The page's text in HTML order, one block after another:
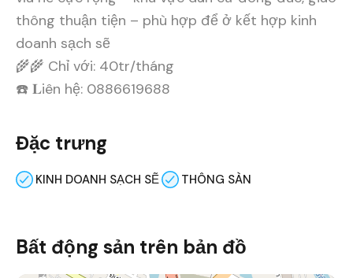
thông thuận tiện – phù hợp để ở kết hợp kinh
doanh sạch sẽ
🌾🌾 Chỉ với: 40tr/tháng
☎️ 𝐋iên hệ: 0886619688
Đặc trưng
KINH DOANH SẠCH SẼ THÔNG SÀN
Bất động sản trên bản đồ